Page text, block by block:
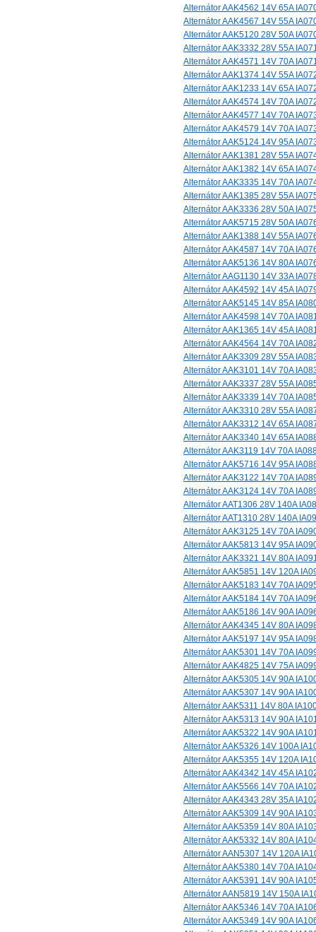
Alternátor AAK4562 14V 65A
Alternátor AAK4567 14V 55A
Alternátor AAK5120 28V 50A
Alternátor AAK3332 28V 55A
Alternátor AAK4571 14V 70A
Alternátor AAK1374 14V 55A
Alternátor AAK1233 14V 65A
Alternátor AAK4574 14V 70A
Alternátor AAK4577 14V 70A
Alternátor AAK4579 14V 70A
Alternátor AAK5124 14V 95A
Alternátor AAK1381 28V 55A
Alternátor AAK1382 14V 65A
Alternátor AAK3335 14V 70A
Alternátor AAK1385 28V 55A
Alternátor AAK3336 28V 50A
Alternátor AAK5715 28V 50A
Alternátor AAK1388 14V 55A
Alternátor AAK4587 14V 70A
Alternátor AAK5136 14V 80A
Alternátor AAG1130 14V 33A
Alternátor AAK4592 14V 45A
Alternátor AAK5145 14V 85A
Alternátor AAK4598 14V 70A
Alternátor AAK1365 14V 45A
Alternátor AAK4564 14V 70A
Alternátor AAK3309 28V 55A
Alternátor AAK3101 14V 70A
Alternátor AAK3337 28V 55A
Alternátor AAK3339 14V 70A
Alternátor AAK3310 28V 55A
Alternátor AAK3312 14V 65A
Alternátor AAK3340 14V 65A
Alternátor AAK3119 14V 70A
Alternátor AAK5716 14V 95A
Alternátor AAK3122 14V 70A
Alternátor AAK3124 14V 70A
Alternátor AAT1306 28V 140A
Alternátor AAT1310 28V 140A
Alternátor AAK3125 14V 70A
Alternátor AAK5813 14V 95A
Alternátor AAK3321 14V 80A
Alternátor AAK5851 14V 120A
Alternátor AAK5183 14V 70A
Alternátor AAK5184 14V 70A
Alternátor AAK5186 14V 90A
Alternátor AAK4345 14V 80A
Alternátor AAK5197 14V 95A
Alternátor AAK5301 14V 70A
Alternátor AAK4825 14V 75A
Alternátor AAK5305 14V 90A
Alternátor AAK5307 14V 90A
Alternátor AAK5311 14V 80A
Alternátor AAK5313 14V 90A
Alternátor AAK5322 14V 90A
Alternátor AAK5326 14V 100A
Alternátor AAK5355 14V 120A
Alternátor AAK4342 14V 45A
Alternátor AAK5566 14V 70A
Alternátor AAK4343 28V 35A
Alternátor AAK5309 14V 90A
Alternátor AAK5359 14V 80A
Alternátor AAK5332 14V 80A
Alternátor AAN5307 14V 120A
Alternátor AAK5380 14V 70A
Alternátor AAK5391 14V 90A
Alternátor AAN5819 14V 150A
Alternátor AAK5346 14V 70A
Alternátor AAK5349 14V 90A